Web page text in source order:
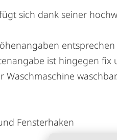
sich dank seiner
ist hingegen
waschbar.
Fensterhaken